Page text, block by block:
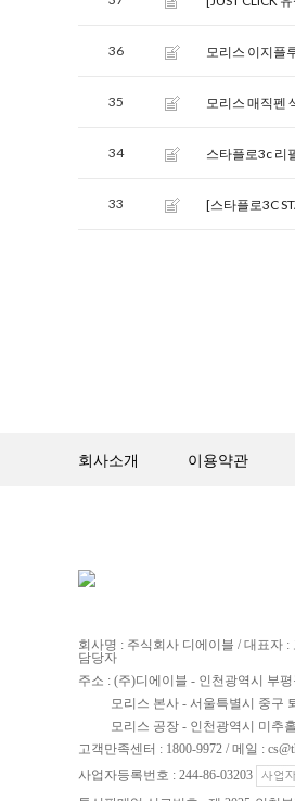
36 모리스 이지플
35 모리스 매직펜
34 스타플로3c 리
33 [스타플로3C
회사소개 이용약관
회사명 : 주식회사 디에이블 / 대표자
담당자
주소 : (주)디에이블 - 인천광역시 부
모리스 본사 - 서울특별시 중구 퇴
모리스 공장 - 인천광역시 미추홀
고객만족센터 : 1800-9972 / 메일 :
사업자등록번호 : 244-86-03203